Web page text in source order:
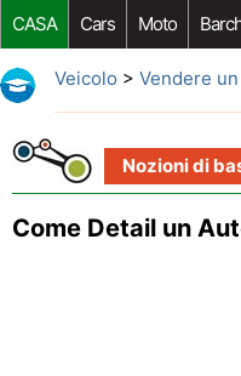
CASA Cars Moto
Riparazione Auto Acquisto
Veicolo > Vendere
Nozioni di
Come Detail un